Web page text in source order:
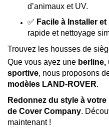
d’animaux et UV.
✅ Facile à Installer
rapide et nettoyage
Trouvez les housses de
Que vous ayez une berline,
sportive, nous proposons
modèles LAND-ROVER.
Redonnez du style à
de Cover Company.
maintenant !